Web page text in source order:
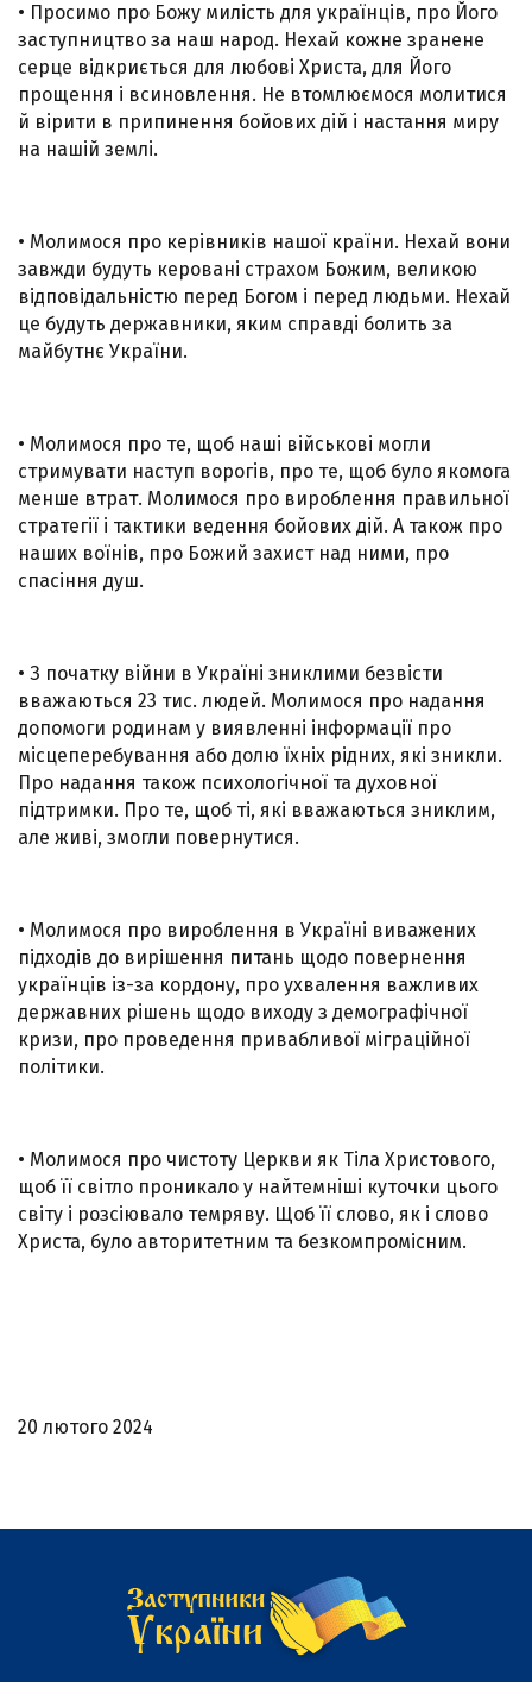
• Просимо про Божу милість для українців, про Його
заступництво за наш народ. Нехай кожне зранене
серце відкриється для любові Христа, для Його
прощення і всиновлення. Не втомлюємося молитися
й вірити в припинення бойових дій і настання миру
на нашій землі.
• Молимося про керівників нашої країни. Нехай вони
завжди будуть керовані страхом Божим, великою
відповідальністю перед Богом і перед людьми. Нехай
це будуть державники, яким справді болить за
майбутнє України.
• Молимося про те, щоб наші військові могли
стримувати наступ ворогів, про те, щоб було якомога
менше втрат. Молимося про вироблення правильної
стратегії і тактики ведення бойових дій. А також про
наших воїнів, про Божий захист над ними, про
спасіння душ.
• З початку війни в Україні зниклими безвісти
вважаються 23 тис. людей. Молимося про надання
допомоги родинам у виявленні інформації про
місцеперебування або долю їхніх рідних, які зникли.
Про надання також психологічної та духовної
підтримки. Про те, щоб ті, які вважаються зниклим,
але живі, змогли повернутися.
• Молимося про вироблення в Україні виважених
підходів до вирішення питань щодо повернення
українців із-за кордону, про ухвалення важливих
державних рішень щодо виходу з демографічної
кризи, про проведення привабливої міграційної
політики.
• Молимося про чистоту Церкви як Тіла Христового,
щоб її світло проникало у найтемніші куточки цього
світу і розсіювало темряву. Щоб її слово, як і слово
Христа, було авторитетним та безкомпромісним.
20 лютого 2024